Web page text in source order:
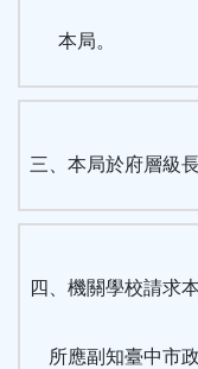
本局。
三、本局於府層級
四、機關學校請求
所應副知臺中市